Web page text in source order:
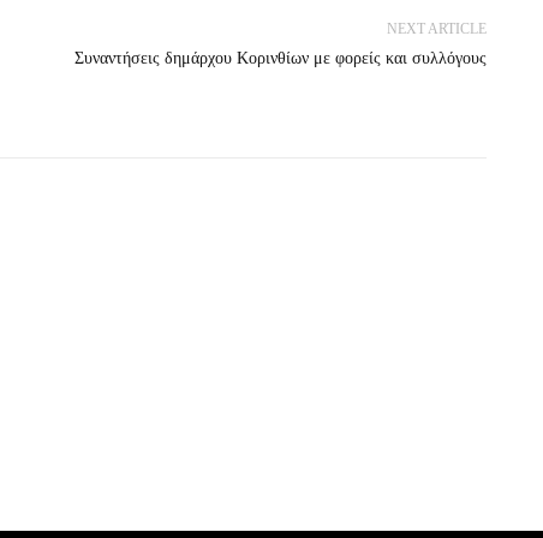
NEXT ARTICLE
Συναντήσεις δημάρχου Κορινθίων με φορείς και συλλόγους